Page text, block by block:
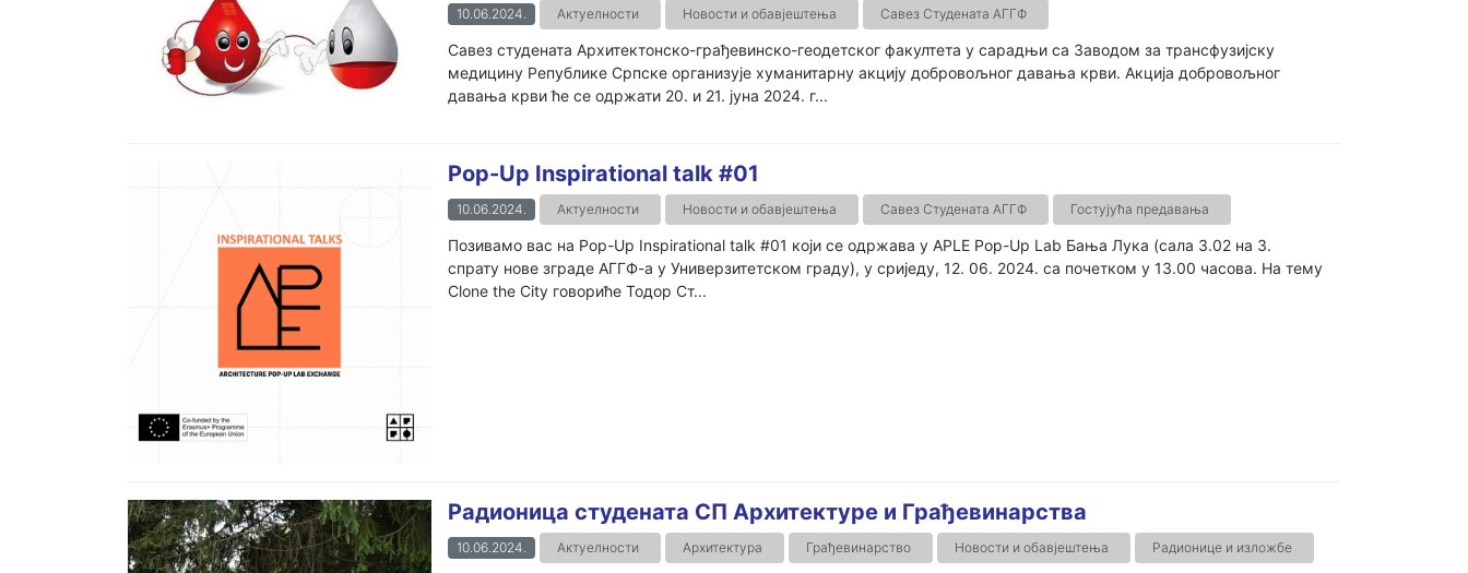
10.06.2024. Актуелности Новости и обавјештења Савез Студената АГГФ
Савез студената Архитектонско-грађевинско-геодетског факултета у сарадњи са Заводом за трансфузијску
медицину Републике Српске организује хуманитарну акцију добровољног давања крви. Акција добровољног
давања крви ће се одржати 20. и 21. јуна 2024. г...
Pop-Up Inspirational talk #01
10.06.2024. Актуелности Новости и обавјештења Савез Студената АГГФ Гостујућа предавања
Позивамо вас на Pop-Up Inspirational talk #01 који се одржава у APLE Pop-Up Lab Бања Лука (сала 3.02 на 3.
спрату нове зграде АГГФ-а у Универзитетском граду), у сриједу, 12. 06. 2024. са почетком у 13.00 часова. На тему
Clone the City говориће Тодор Ст...
Радионица студената СП Архитектуре и Грађевинарства
10.06.2024. Актуелности Архитектура Грађевинарство Новости и обавјештења Радионице и изложбе